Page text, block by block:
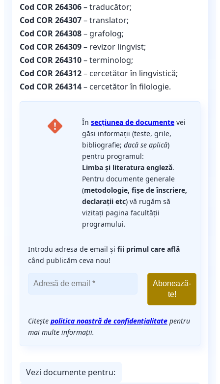
Cod COR 264306– traducător;
Cod COR 264307– translator;
Cod COR 264308– grafolog;
Cod COR 264309– revizor lingvist;
Cod COR 264310– terminolog;
Cod COR 264312– cercetător în lingvistică;
Cod COR 264314– cercetător în filologie.
În secțiunea de documente vei
găsi informații (teste, grile,
bibliografie; dacă se aplică)
pentru programul:
Limba și literatura engleză.
Pentru documente generale
(metodologie, fișe de înscriere,
declarații etc) vă rugăm să
vizitați pagina facultății
programului.
Introdu adresa de email și fii primul care află
când publicăm ceva nou!
Citește politica noastră de confidențialitate pentru
mai multe informații.
Vezi documente pentru: